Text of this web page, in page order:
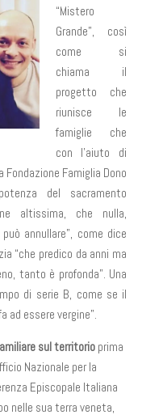
“Mistero
Grande”, così
come si
chiama il
progetto che
riunisce le
famiglie che
con l’aiuto di
Famiglia Dono
del sacramento
altissima, che nulla,
annullare”, come dice
“che predico da anni ma
tanto è profonda”. Una
di serie B, come se il
ad essere vergine”.
sul territorioprima
Nazionale per la
Episcopale Italiana
nelle sua terra veneta,